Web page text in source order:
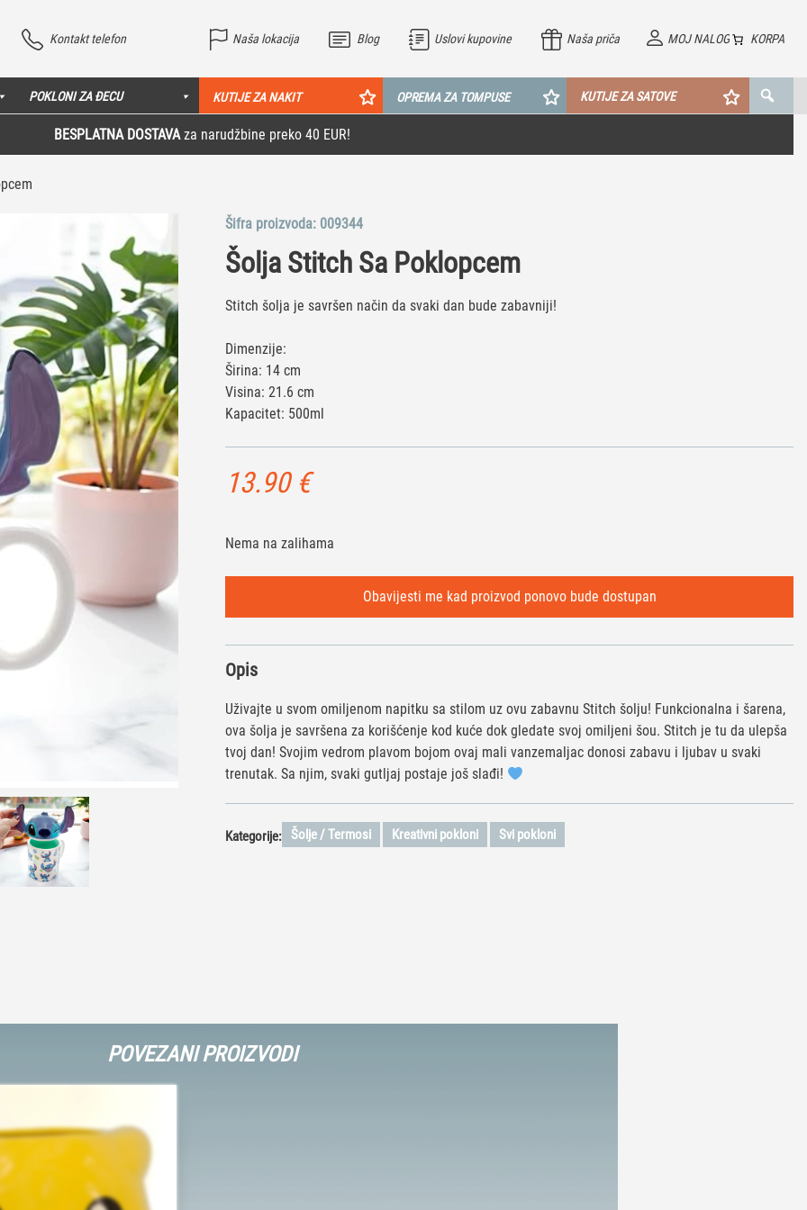
MOJ NALOG KORPA
Kontakt telefon Naša lokacija Blog Uslovi kupovine Naša priča
POKLONI ZA ĐECU KUTIJE ZA NAKIT OPREMA ZA TOMPUSE KUTIJE ZA SATOVE
BESPLATNA DOSTAVAza narudžbine preko 40 EUR!
Šolja Stitch Sa Poklopcem
Stitch šolja je savršen način da svaki dan bude zabavniji!
Dimenzije:
Širina: 14 cm
Visina: 21.6 cm
Kapacitet: 500ml
13.90 €
Nema na zalihama
Šifra proizvoda: 009344
Opis
Uživajte u svom omiljenom napitku sa stilom uz ovu zabavnu Stitch šolju! Funkcionalna i šarena,
ova šolja je savršena za korišćenje kod kuće dok gledate svoj omiljeni šou. Stitch je tu da ulepša
tvoj dan! Svojim vedrom plavom bojom ovaj mali vanzemaljac donosi zabavu i ljubav u svaki
trenutak. Sa njim, svaki gutljaj postaje još slađi!
Kategorije: Šolje / Termosi Kreativni pokloni Svi pokloni
POVEZANI PROIZVODI